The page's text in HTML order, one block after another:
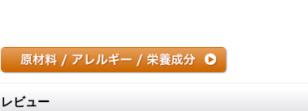
レビュー